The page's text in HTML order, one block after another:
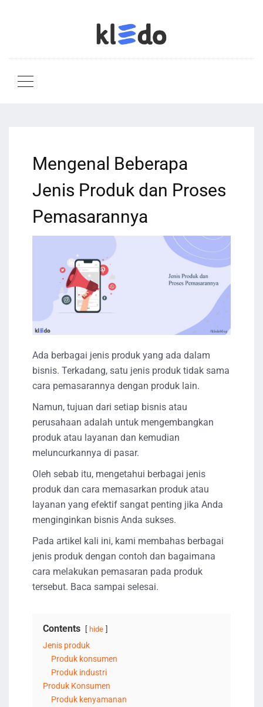
Mengenal Beberapa
Jenis Produk dan Proses
Pemasarannya
Ada berbagai jenis produk yang ada dalam
bisnis. Terkadang, satu jenis produk tidak sama
cara pemasarannya dengan produk lain.
Namun, tujuan dari setiap bisnis atau
perusahaan adalah untuk mengembangkan
produk atau layanan dan kemudian
meluncurkannya di pasar.
Oleh sebab itu, mengetahui berbagai jenis
produk dan cara memasarkan produk atau
layanan yang efektif sangat penting jika Anda
menginginkan bisnis Anda sukses.
Pada artikel kali ini, kami membahas berbagai
jenis produk dengan contoh dan bagaimana
cara melakukan pemasaran pada produk
tersebut. Baca sampai selesai.
Contents hide
Jenis produk
Produk konsumen
Produk industri
Produk Konsumen
Produk kenyamanan